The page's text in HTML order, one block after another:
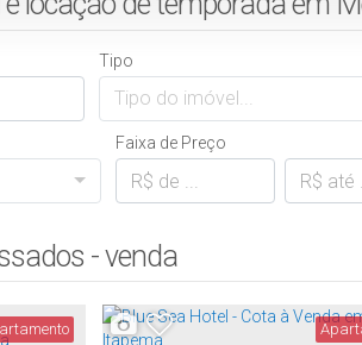
Tipo
Tipo do imóvel...
Faixa de Preço
- venda